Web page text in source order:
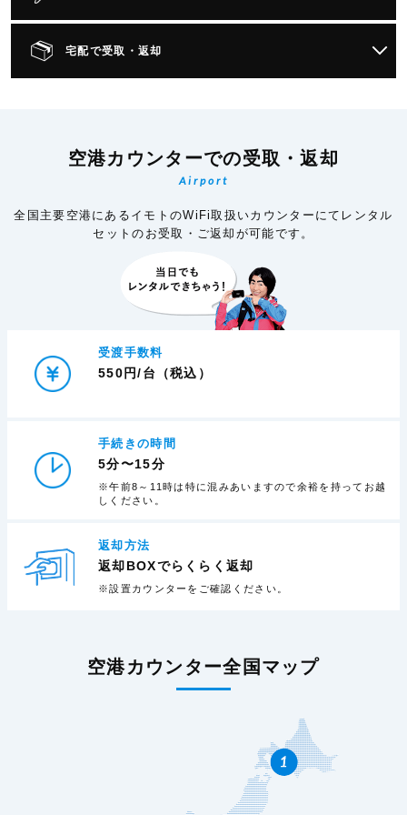
宅配で受取・返却
空港カウンターでの受取・返却
Airport
全国主要空港にあるイモトのWiFi取扱いカウンターにてレンタル
セットのお受取・ご返却が可能です。
受渡手数料
550円/台（税込）
手続きの時間
5分〜15分
※午前8～11時は特に混みあいますので余裕を持ってお越
しください。
返却方法
返却BOXでらくらく返却
※設置カウンターをご確認ください。
空港カウンター全国マップ